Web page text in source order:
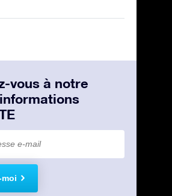
vous à notre